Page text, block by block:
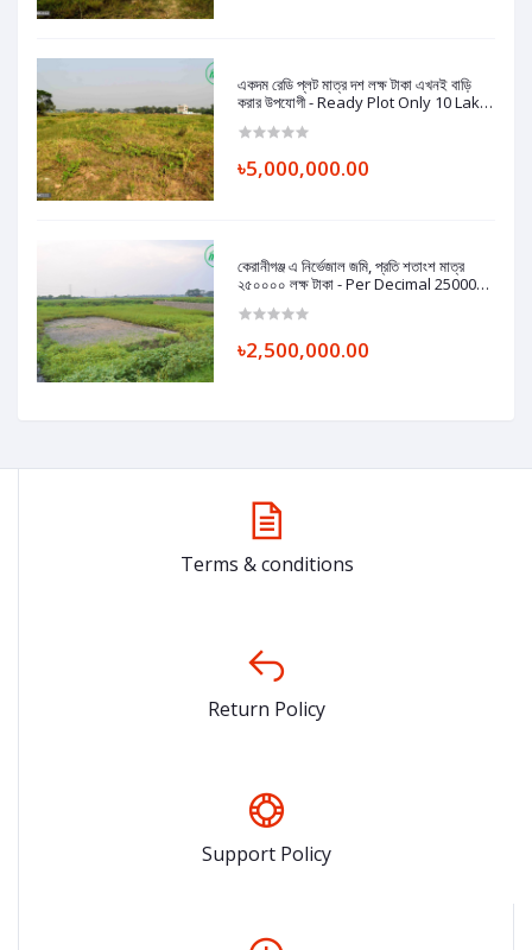
একদম রেডি প্লট মাত্র দশ লক্ষ টাকা এখনই বাড়ি
করার উপযোগী - Ready Plot Only 10 Lakh
৳5,000,000.00
কেরানীগঞ্জ এ নিৰ্ভেজাল জমি, প্রতি শতাংশ মাত্র
২৫০০০০ লক্ষ টাকা - Per Decimal 250000
৳2,500,000.00
Terms & conditions
Return Policy
Support Policy